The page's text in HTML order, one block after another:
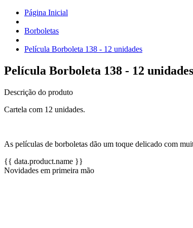
Página Inicial
Borboletas
Película Borboleta 138 - 12 unidades
Película Borboleta 138 - 12 unidades
Descrição do produto
Cartela com 12 unidades.
As películas de borboletas dão um toque delicado com
{{ data.product.name }}
Novidades em primeira mão